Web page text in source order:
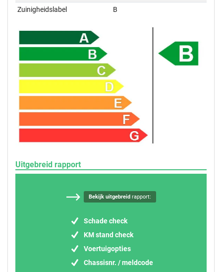
Zuinigheidslabel
B
Uitgebreid rapport
Bekijk uitgebreidrapport:
Schade check
KM stand check
Voertuigopties
Chassisnr. / meldcode